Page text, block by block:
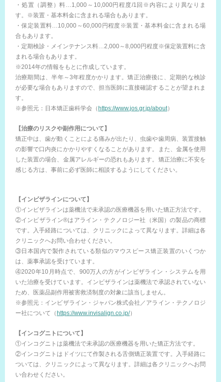
・処置（調整）料…1,000～10,000円程度/1回※内容により異なりま
す。※装置・基本料金に含まれる場合もあります。
・保定装置料…10,000～60,000円程度※装置・基本料金に含まれる場
合もあります。
・定期検診・メインテナンス料…2,000～8,000円程度※保定装置料に含
まれる場合もあります。
※2014年の情報をもとに作成しています。
治療期間は、半年～3年程度かかります。矯正治療後に、定期的な検診
が必要な場合もありますので、担当医師に直接確認することが望まれま
す。
※参照元：日本矯正歯科学会（ https://www.jos.gr.jp/about）
【治療のリスクや副作用について】
矯正中は、歯が動くことによる痛みが出たり、虫歯や歯周病、装置接触
の影響で口内炎にかかりやすくなることがあります。また、金属を使用
した装置の場合、金属アレルギーの恐れもあります。矯正治療に不安を
感じる方は、事前に必ず医師に相談するようにしてください。
【インビザラインについて】
①インビザラインは薬機法で未承認の医療機器を用いた矯正方法です。
②インビザライン®はアライン・テクノロジー社（米国）の製品の商標
です。入手経路については、クリニックによって異なります。詳細は各
クリニックへお問い合わせください。
③日本国内で製作されている類似のマウスピース矯正装置のいくつか
は、薬事承認を受けています。
④2020年10月時点で、900万人の方がインビザライン・システムを用
いた治療を受けています。インビザラインは薬機法で承認されていない
ため、医薬品副作用被害救済制度の対象に該当しません。
※参照元：インビザライン・ジャパン株式会社／アライン・テクノロジ
ー社について（ https://www.invisalign.co.jp/）
【インコグニトについて】
①インコグニトは薬機法で未承認の医療機器を用いた矯正方法です。
②インコグニトはドイツにて作製される舌側矯正装置です。入手経路に
ついては、クリニックによって異なります。詳細は各クリニックへお問
い合わせください。